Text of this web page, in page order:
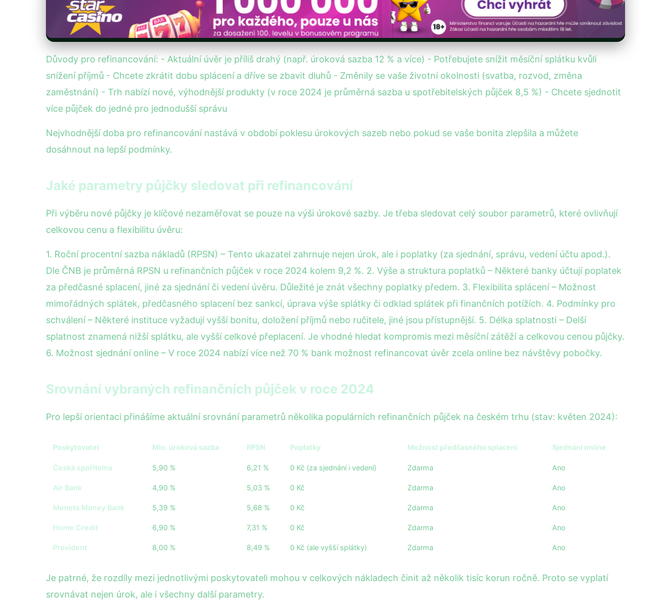
Důvody pro refinancování: - Aktuální úvěr je příliš drahý (např. úroková sazba 12 % a více) - Potřebujete snížit měsíční splátku kvůli
snížení příjmů - Chcete zkrátit dobu splácení a dříve se zbavit dluhů - Změnily se vaše životní okolnosti (svatba, rozvod, změna
zaměstnání) - Trh nabízí nové, výhodnější produkty (v roce 2024 je průměrná sazba u spotřebitelských půjček 8,5 %) - Chcete sjednotit
více půjček do jedné pro jednodušší správu
Nejvhodnější doba pro refinancování nastává v období poklesu úrokových sazeb nebo pokud se vaše bonita zlepšila a můžete
dosáhnout na lepší podmínky.
Jaké parametry půjčky sledovat při refinancování
Při výběru nové půjčky je klíčové nezaměřovat se pouze na výši úrokové sazby. Je třeba sledovat celý soubor parametrů, které ovlivňují
celkovou cenu a flexibilitu úvěru:
1. Roční procentní sazba nákladů (RPSN) – Tento ukazatel zahrnuje nejen úrok, ale i poplatky (za sjednání, správu, vedení účtu apod.).
Dle ČNB je průměrná RPSN u refinančních půjček v roce 2024 kolem 9,2 %. 2. Výše a struktura poplatků – Některé banky účtují poplatek
za předčasné splacení, jiné za sjednání či vedení úvěru. Důležité je znát všechny poplatky předem. 3. Flexibilita splácení – Možnost
mimořádných splátek, předčasného splacení bez sankcí, úprava výše splátky či odklad splátek při finančních potížích. 4. Podmínky pro
schválení – Některé instituce vyžadují vyšší bonitu, doložení příjmů nebo ručitele, jiné jsou přístupnější. 5. Délka splatnosti – Delší
splatnost znamená nižší splátku, ale vyšší celkové přeplacení. Je vhodné hledat kompromis mezi měsíční zátěží a celkovou cenou půjčky.
6. Možnost sjednání online – V roce 2024 nabízí více než 70 % bank možnost refinancovat úvěr zcela online bez návštěvy pobočky.
Srovnání vybraných refinančních půjček v roce 2024
Pro lepší orientaci přinášíme aktuální srovnání parametrů několika populárních refinančních půjček na českém trhu (stav: květen 2024):
Poskytovatel Min. úroková sazba RPSN Poplatky Možnost předčasného splacení Sjednání online
Česká spořitelna 5,90 % 6,21 % 0 Kč (za sjednání i vedení) Zdarma Ano
Air Bank 4,90 % 5,03 % 0 Kč Zdarma Ano
Moneta Money Bank 5,39 % 5,68 % 0 Kč Zdarma Ano
Home Credit 6,90 % 7,31 % 0 Kč Zdarma Ano
Provident 8,00 % 8,49 % 0 Kč (ale vyšší splátky) Zdarma Ano
Je patrné, že rozdíly mezi jednotlivými poskytovateli mohou v celkových nákladech činit až několik tisíc korun ročně. Proto se vyplatí
srovnávat nejen úrok, ale i všechny další parametry.